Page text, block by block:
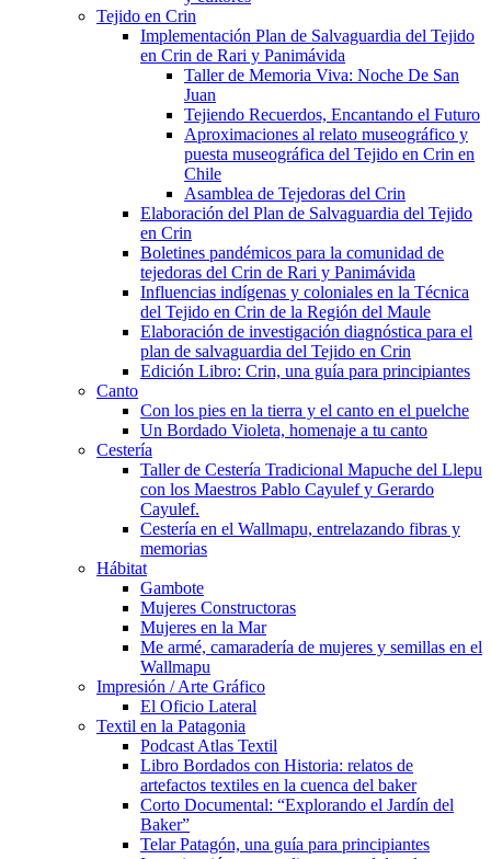
Tejido en Crin
Implementación Plan de Salvaguardia del Tejido
en Crin de Rari y Panimávida
Taller de Memoria Viva: Noche De San
Juan
Tejiendo Recuerdos, Encantando el Futuro
Aproximaciones al relato museográfico y
puesta museográfica del Tejido en Crin en
Chile
Asamblea de Tejedoras del Crin
Elaboración del Plan de Salvaguardia del Tejido
en Crin
Boletines pandémicos para la comunidad de
tejedoras del Crin de Rari y Panimávida
Influencias indígenas y coloniales en la Técnica
del Tejido en Crin de la Región del Maule
Elaboración de investigación diagnóstica para el
plan de salvaguardia del Tejido en Crin
Edición Libro: Crin, una guía para principiantes
Canto
Con los pies en la tierra y el canto en el puelche
Un Bordado Violeta, homenaje a tu canto
Cestería
Taller de Cestería Tradicional Mapuche del Llepu
con los Maestros Pablo Cayulef y Gerardo
Cayulef.
Cestería en el Wallmapu, entrelazando fibras y
memorias
Hábitat
Gambote
Mujeres Constructoras
Mujeres en la Mar
Me armé, camaradería de mujeres y semillas en el
Wallmapu
Impresión / Arte Gráfico
El Oficio Lateral
Textil en la Patagonia
Podcast Atlas Textil
Libro Bordados con Historia: relatos de
artefactos textiles en la cuenca del baker
Corto Documental: “Explorando el Jardín del
Baker”
Telar Patagón, una guía para principiantes